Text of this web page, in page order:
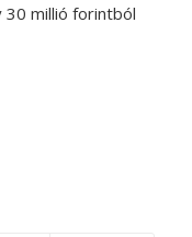
millió forintból